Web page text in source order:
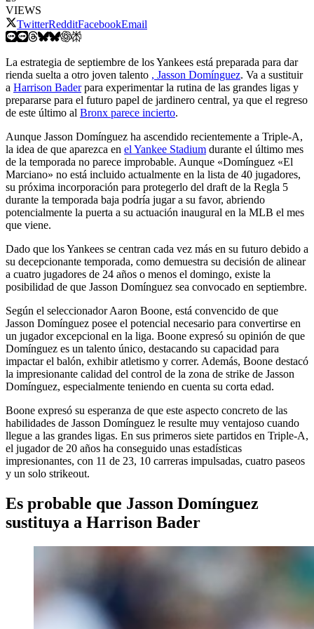
VIEWS
TwitterRedditFacebookEmail
La estrategia de septiembre de los Yankees está preparada para dar
rienda suelta a otro joven talento , Jasson Domínguez. Va a sustituir
a Harrison Baderpara experimentar la rutina de las grandes ligas y
prepararse para el futuro papel de jardinero central, ya que el regreso
de este último al Bronx parece incierto.
Aunque Jasson Domínguez ha ascendido recientemente a Triple-A,
la idea de que aparezca en el Yankee Stadium durante el último mes
de la temporada no parece improbable. Aunque «Domínguez «El
Marciano» no está incluido actualmente en la lista de 40 jugadores,
su próxima incorporación para protegerlo del draft de la Regla 5
durante la temporada baja podría jugar a su favor, abriendo
potencialmente la puerta a su actuación inaugural en la MLB el mes
que viene.
Dado que los Yankees se centran cada vez más en su futuro debido a
su decepcionante temporada, como demuestra su decisión de alinear
a cuatro jugadores de 24 años o menos el domingo, existe la
posibilidad de que Jasson Domínguez sea convocado en septiembre.
Según el seleccionador Aaron Boone, está convencido de que
Jasson Domínguez posee el potencial necesario para convertirse en
un jugador excepcional en la liga. Boone expresó su opinión de que
Domínguez es un talento único, destacando su capacidad para
impactar el balón, exhibir atletismo y correr. Además, Boone destacó
la impresionante calidad del control de la zona de strike de Jasson
Domínguez, especialmente teniendo en cuenta su corta edad.
Boone expresó su esperanza de que este aspecto concreto de las
habilidades de Jasson Domínguez le resulte muy ventajoso cuando
llegue a las grandes ligas. En sus primeros siete partidos en Triple-A,
el jugador de 20 años ha conseguido unas estadísticas
impresionantes, con 11 de 23, 10 carreras impulsadas, cuatro paseos
y un solo strikeout.
Es probable que Jasson Domínguez
sustituya a Harrison Bader